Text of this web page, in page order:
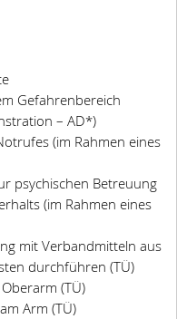
Gefahrenbereich
– AD*)
(im Rahmen eines
psychischen Betreuung
(im Rahmen eines
mit Verbandmitteln aus
durchführen (TÜ)
(TÜ)
Arm (TÜ)